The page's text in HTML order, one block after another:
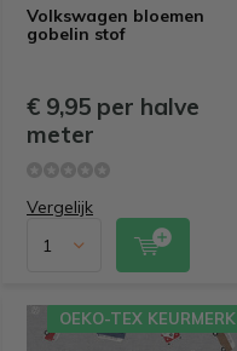
Volkswagen bloemen
gobelin stof
€ 9,95 per halve
meter
Vergelijk
OEKO-TEX KEURMERK